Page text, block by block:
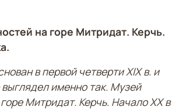
в первой четверти XIX в. и
именно так. Музей
Митридат. Керчь. Начало XX в